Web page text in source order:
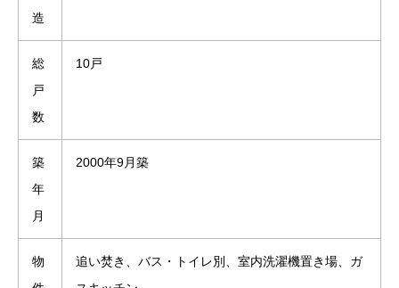
造
総
戸
数
10戸
築
年
月
2000年9月築
物
追い焚き、バス・トイレ別、室内洗濯機置き場、ガ